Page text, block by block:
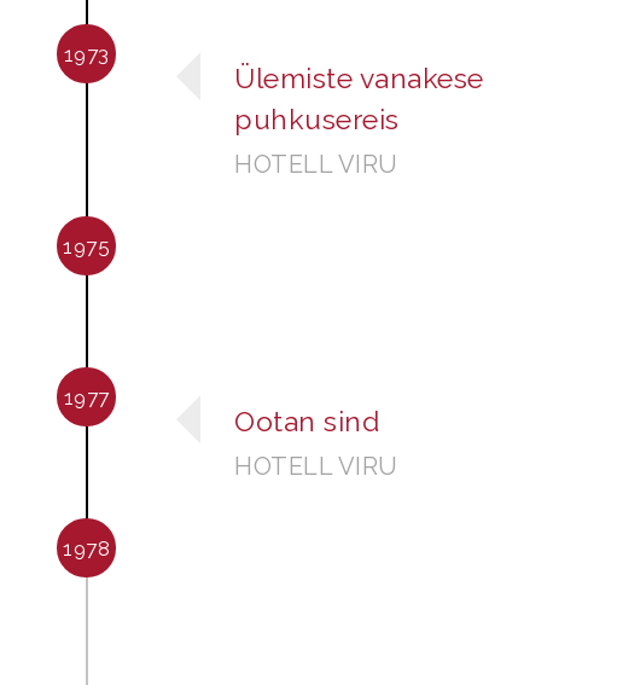
Ülemiste vanakese
puhkusereis
HOTELL VIRU
1973
1975
Ootan sind
HOTELL VIRU
1977
1978